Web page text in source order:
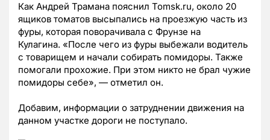
Как Андрей Трамана пояснил Tomsk.ru, около 20
ящиков томатов высыпались на проезжую часть из
фуры, которая поворачивала с Фрунзе на
Кулагина. «После чего из фуры выбежали водитель
с товарищем и начали собирать помидоры. Также
помогали прохожие. При этом никто не брал чужие
помидоры себе», — отметил он.
Добавим, информации о затруднении движения на
данном участке дороги не поступало.